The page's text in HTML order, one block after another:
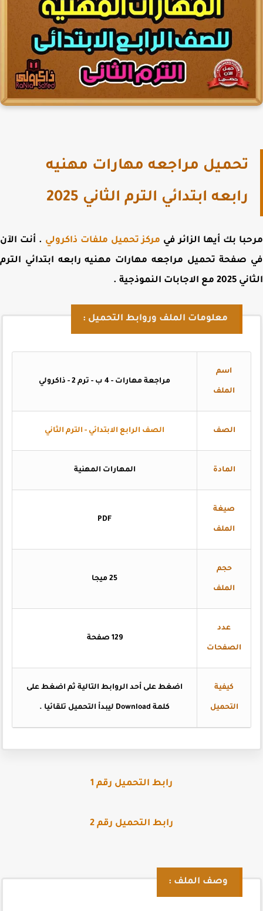
تحميل مراجعه مهارات مهنيه
رابعه ابتدائي الترم الثاني 2025
بك أيها الزائر فيمركز تحميل ملفات ذاكرولي. أنت الآن
صفحةتحميل مراجعه مهارات مهنيه رابعه ابتدائي الترم
النموذجية
.
معلومات الملف وروابط التحميل :
اسم
الملف
مراجعة مهارات - 4 ب - ترم 2 - ذاكرولي
الصف الصف الرابع الابتدائي - الترم الثاني
المادة المهارات المهنية
صيغة
الملف
PDF
حجم
الملف
عدد
الصفحات
129 صفحة
كيفية
التحميل
اضغط على أحد الروابط التالية ثم اضغط على
كلمة Download ليبدأ التحميل تلقائيا .
رابط التحميل رقم 1
رابط التحميل رقم 2
وصف الملف :